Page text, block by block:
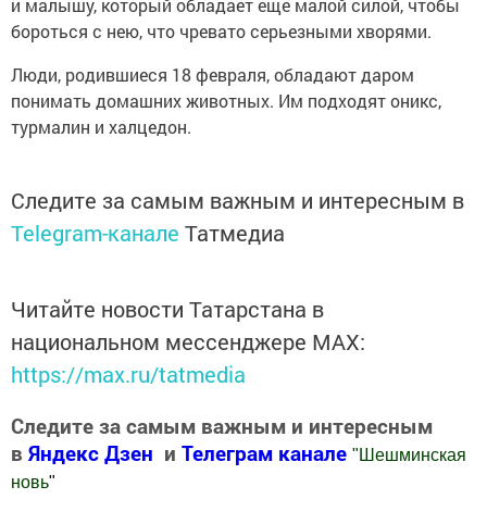
бороться с нею, что чревато серьезными хворями.
Люди, родившиеся 18 февраля, обладают даром
понимать домашних животных. Им подходят оникс,
турмалин и халцедон.
Следите за самым важным и интересным в
Telegram-канале Татмедиа
Читайте новости Татарстана в
национальном мессенджере MАХ:
https://max.ru/tatmedia
Следите за самым важным и интересным
в Яндекс Дзен и Телеграм канале " Шешминская
новь"